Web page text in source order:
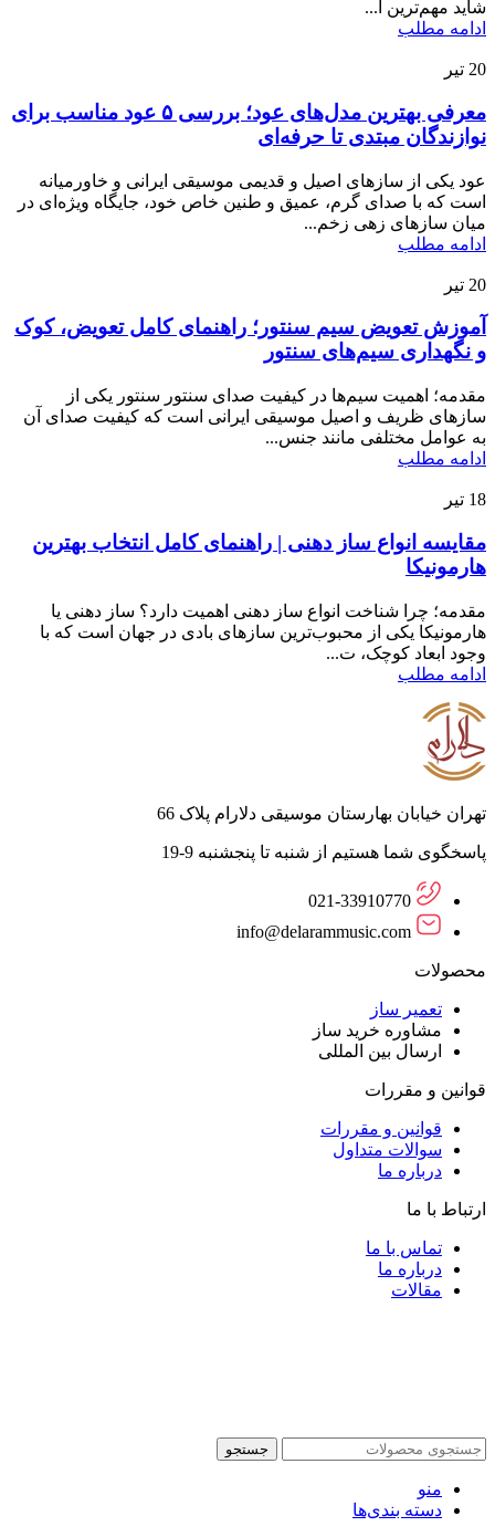
شاید مهم‌ترین آ...
ادامه مطلب
20 تیر
معرفی بهترین مدل‌های عود؛ بررسی ۵ عود مناسب برای
نوازندگان مبتدی تا حرفه‌ای
عود یکی از سازهای اصیل و قدیمی موسیقی ایرانی و خاورمیانه
است که با صدای گرم، عمیق و طنین خاص خود، جایگاه ویژه‌ای در
میان سازهای زهی زخم...
ادامه مطلب
20 تیر
آموزش تعویض سیم سنتور؛ راهنمای کامل تعویض، کوک
و نگهداری سیم‌های سنتور
مقدمه؛ اهمیت سیم‌ها در کیفیت صدای سنتور سنتور یکی از
سازهای ظریف و اصیل موسیقی ایرانی است که کیفیت صدای آن
به عوامل مختلفی مانند جنس...
ادامه مطلب
18 تیر
مقایسه انواع ساز دهنی | راهنمای کامل انتخاب بهترین
هارمونیکا
مقدمه؛ چرا شناخت انواع ساز دهنی اهمیت دارد؟ ساز دهنی یا
هارمونیکا یکی از محبوب‌ترین سازهای بادی در جهان است که با
وجود ابعاد کوچک، ت...
ادامه مطلب
تهران خیابان بهارستان موسیقی دلارام پلاک 66
پاسخگوی شما هستیم از شنبه تا پنجشنبه 9-19
021-33910770
info@delarammusic.com
محصولات
تعمیر ساز
مشاوره خرید ساز
ارسال بین المللی
قوانین و مقررات
قوانین و مقررات
سوالات متداول
درباره ما
ارتباط با ما
تماس با ما
درباره ما
مقالات
جستجو
منو
دسته بندی‌ها